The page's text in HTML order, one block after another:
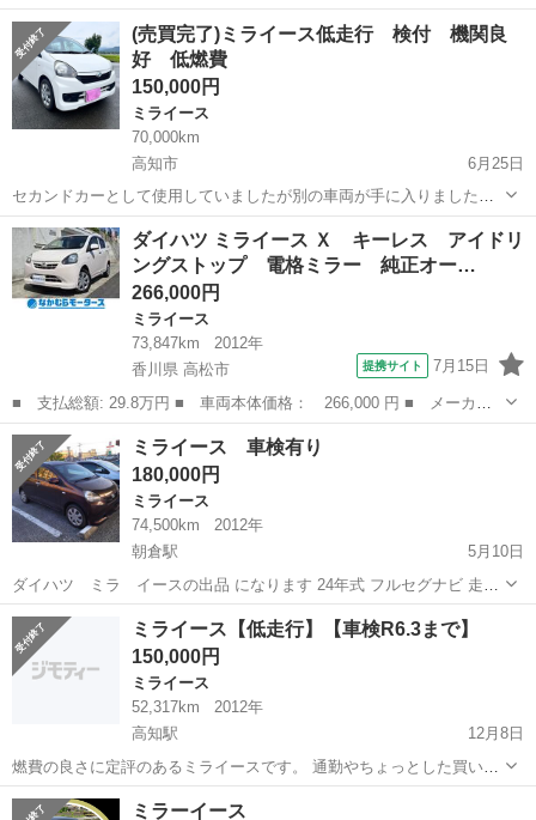
高知 南国市 土佐長岡駅 ミライース グレード
(売買完了)ミライース低走行 検付 機関良
好 低燃費
150,000円
ミライース
70,000km
高知市
6月25日
セカンドカーとして使用していましたが別の車両が手に入りましたの
でどなたかいかがでしょうか。 整備関係の仕事をしておりますので基
本的な部位は整備済みです。 比較的低走行ですのでまだまだお乗り頂
けると思います。 走る、曲が...
高知 高知市 ミライース
ダイハツ ミライース Ｘ キーレス アイドリ
ングストップ 電格ミラー 純正オー…
266,000円
ミライース
73,847km
2012年
香川県 高松市
提携サイト 7月15日
■ 支払総額: 29.8万円 ■ 車両本体価格： 266,000 円 ■ メーカー
名： ダイハツ ■ 車種名： ミライース ■ グレード名： Ｘ キ
ーレス アイドリングストップ 電格ミラー 純正オーディオ Ｃ
Ｄ エアコン ...
香川 ミライース
ミライース 車検有り
180,000円
ミライース
74,500km
2012年
朝倉駅
5月10日
ダイハツ ミラ イースの出品 になります 24年式 フルセグナビ 走行
距離 74500 Km 車検令和7年3月 現在不具合ありません 燃費軽最高ク
ラス 天井、ボンネットクリア剥げあります 現車確認よろしくお願いし
ます
高知 朝倉駅 ミライース 走行距離
ミライース【低走行】【車検R6.3まで】
150,000円
ミライース
52,317km
2012年
高知駅
12月8日
燃費の良さに定評のあるミライースです。 通勤やちょっとした買い物
などセカンドカーなどに如何でしょうか。 友人の代理出品になりま
す。 使ってくれる前提の方に譲りたいそうで、転売目的の方が嬉しい
高知 高知市 高知駅
ミラーイース